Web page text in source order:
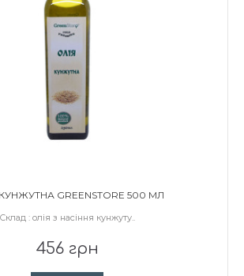
GREENSTORE 500 МЛ
Склад : олія з насіння кунжуту..
456 грн